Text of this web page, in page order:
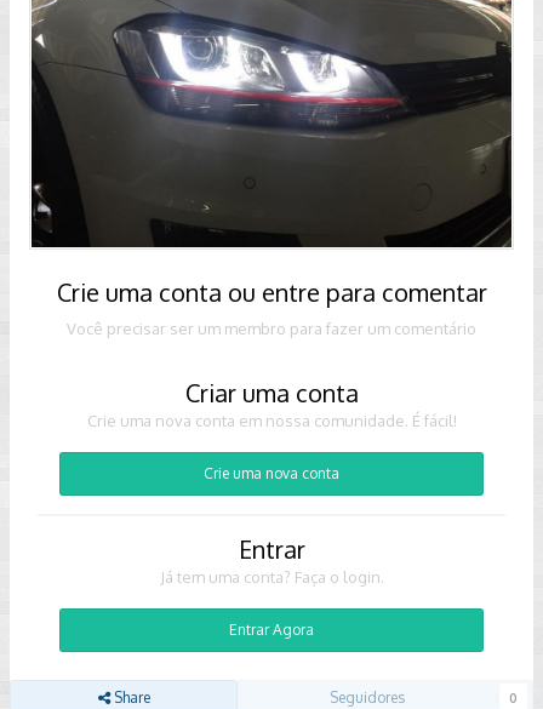
Crie uma conta ou entre para comentar
Você precisar ser um membro para fazer um comentário
Criar uma conta
Crie uma nova conta em nossa comunidade. É fácil!
Crie uma nova conta
Entrar
Já tem uma conta? Faça o login.
Entrar Agora
Share Seguidores 0